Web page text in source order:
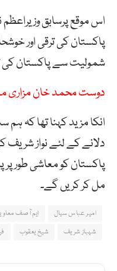
اس موقع پرسابق
پاکستان کی ترقی اور
شمولیت سے پاکستان کی
دوست محمد خان مزاری
انکا مزید کہنا تھا کہ
دلانے کے لئے نواز شریف
پاکستان کو معاشی طور
مل کر کریں گے۔
امیر عباس سیال ایم آصف
شہباز شریف
شیخ یعقوب